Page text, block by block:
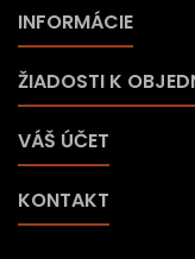
INFORMÁCIE
ŽIADOSTI K
VÁŠ ÚČET
KONTAKT